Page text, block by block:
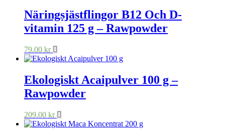
Näringsjästflingor B12 Och D-
vitamin 125 g – Rawpowder
79.00 kr
Ekologiskt Acaipulver 100 g –
Rawpowder
209.00 kr